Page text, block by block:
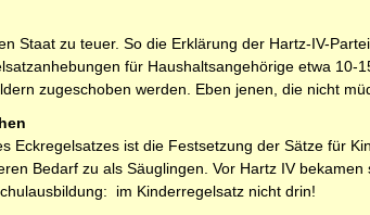
Staat zu teuer. So die Erklärung der Hartz-IV-
für Haushaltsangehörige etwa 10-
zugeschoben werden. Eben jenen, die nicht
Eckregelsatzes ist die Festsetzung der Sätze für
Bedarf zu als Säuglingen. Vor Hartz IV
im Kinderregelsatz nicht drin!